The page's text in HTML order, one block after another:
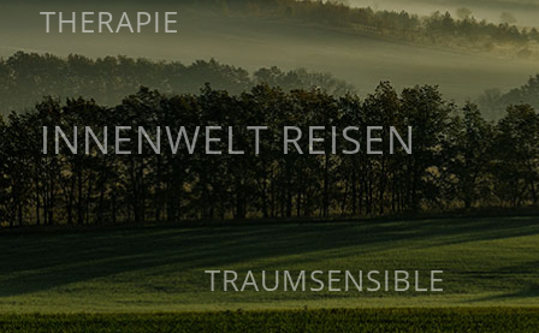
THERAPIE
INNENWELT REISEN
TRAUMSENSIBLE